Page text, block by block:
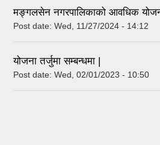
मङ्गलसेन नगरपालिकाको आवधिक
Post date: Wed, 11/27/2024 - 14:12
योजना तर्जुमा सम्बन्धमा |
Post date: Wed, 02/01/2023 - 10:50